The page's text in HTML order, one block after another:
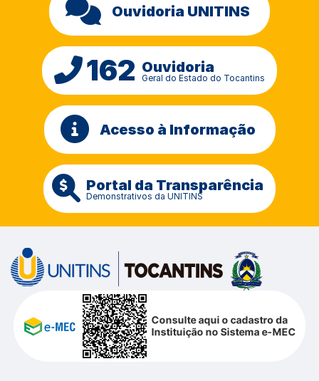
Ouvidoria UNITINS
162 Ouvidoria
Geral do Estado do Tocantins
Acesso à Informação
Portal da Transparência
Demonstrativos da UNITINS